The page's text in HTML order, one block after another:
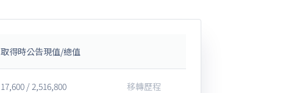
取得時公告現值/總值
17,600 / 2,516,800 移轉歷程